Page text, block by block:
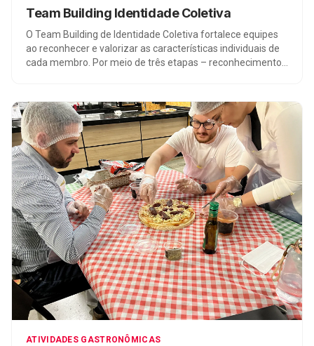
Team Building Identidade Coletiva
O Team Building de Identidade Coletiva fortalece equipes
ao reconhecer e valorizar as características individuais de
cada membro. Por meio de três etapas – reconhecimento,
engajamento e resultados para a organização. É uma
prática baseada em psicologia social e dinâmica de grupos.
ATIVIDADES GASTRONÔMICAS